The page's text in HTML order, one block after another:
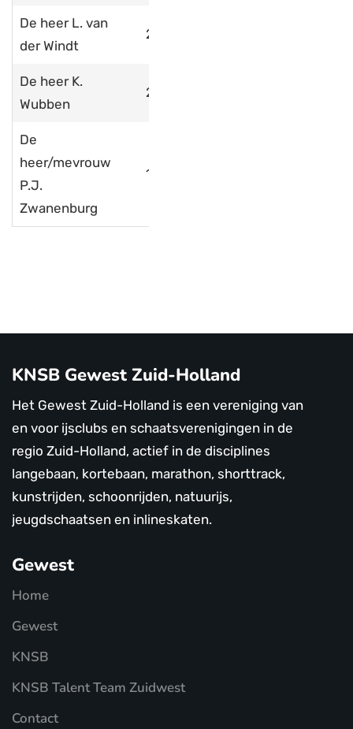
De heer L. van
der Windt
2001
De heer K.
Wubben
2011
De
heer/mevrouw
P.J.
Zwanenburg
1968
KNSB Gewest Zuid-Holland
Het Gewest Zuid-Holland is een vereniging van
en voor ijsclubs en schaatsverenigingen in de
regio Zuid-Holland, actief in de disciplines
langebaan, kortebaan, marathon, shorttrack,
kunstrijden, schoonrijden, natuurijs,
jeugdschaatsen en inlineskaten.
Gewest
Home
Gewest
KNSB
KNSB Talent Team Zuidwest
Contact